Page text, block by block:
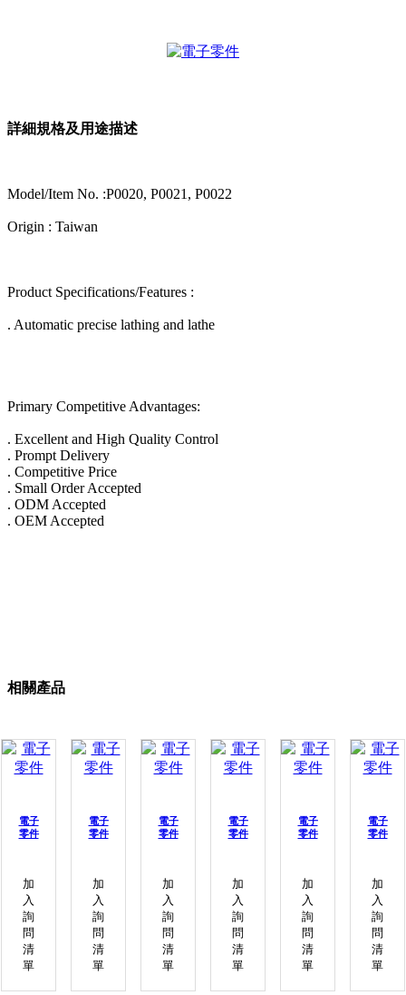
詳細規格及用途描述
Model/Item No. :P0020, P0021, P0022
Origin : Taiwan
Product Specifications/Features :
. Automatic precise lathing and lathe
Primary Competitive Advantages:
. Excellent and High Quality Control
. Prompt Delivery
. Competitive Price
. Small Order Accepted
. ODM Accepted
. OEM Accepted
相關產品
電子
零件
加
入
詢
問
清
單
電子
零件
加
入
詢
問
清
單
電子
零件
加
入
詢
問
清
單
電子
零件
加
入
詢
問
清
單
電子
零件
加
入
詢
問
清
單
電子
零件
加
入
詢
問
清
單